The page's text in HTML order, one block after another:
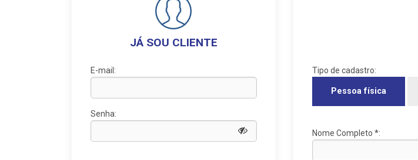
JÁ SOU CLIENTE
E-mail:
Senha:
Tipo de cadastro:
Pessoa física
Nome Completo *: